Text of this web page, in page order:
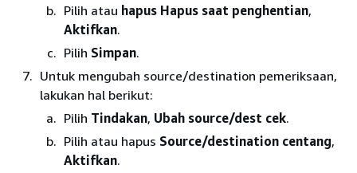
Pilih atau hapus Hapus saat penghentian,
Aktifkan.
Pilih Simpan.
Untuk mengubah source/destination pemeriksaan,
lakukan hal berikut:
Pilih Tindakan, Ubah source/dest cek.
Pilih atau hapus Source/destination centang,
Aktifkan.